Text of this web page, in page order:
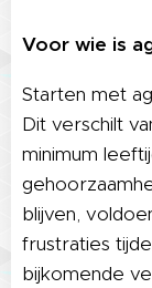
Voor wie is
Starten met
Dit verschilt
minimum
blijven,
frustraties
bijkomende